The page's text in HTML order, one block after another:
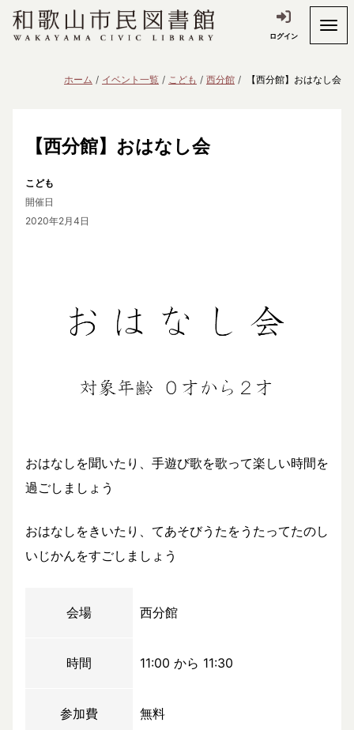
ログイン
ホーム イベント一覧 こども 西分館 【西分館】おはなし会
【西分館】おはなし会
こども
開催日
2020年2月4日
おはなしを聞いたり、手遊び歌を歌って楽しい時間を
過ごしましょう
おはなしをきいたり、てあそびうたをうたってたのし
いじかんをすごしましょう
会場 西分館
時間 11:00 から 11:30
参加費 無料